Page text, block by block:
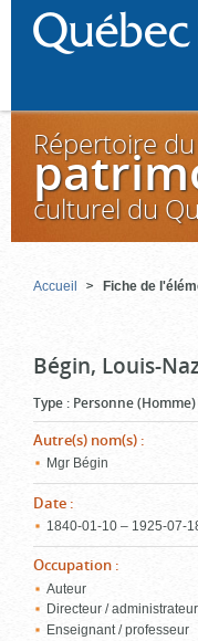
Répertoire du
culturel du
Accueil Fiche de
Bégin, Louis-
Type : Personne (Homme)
Autre(s) nom(s) :
Mgr Bégin
Date :
1840‑01‑10 –
Occupation :
Auteur
Directeur / administrateur
Enseignant / professeur